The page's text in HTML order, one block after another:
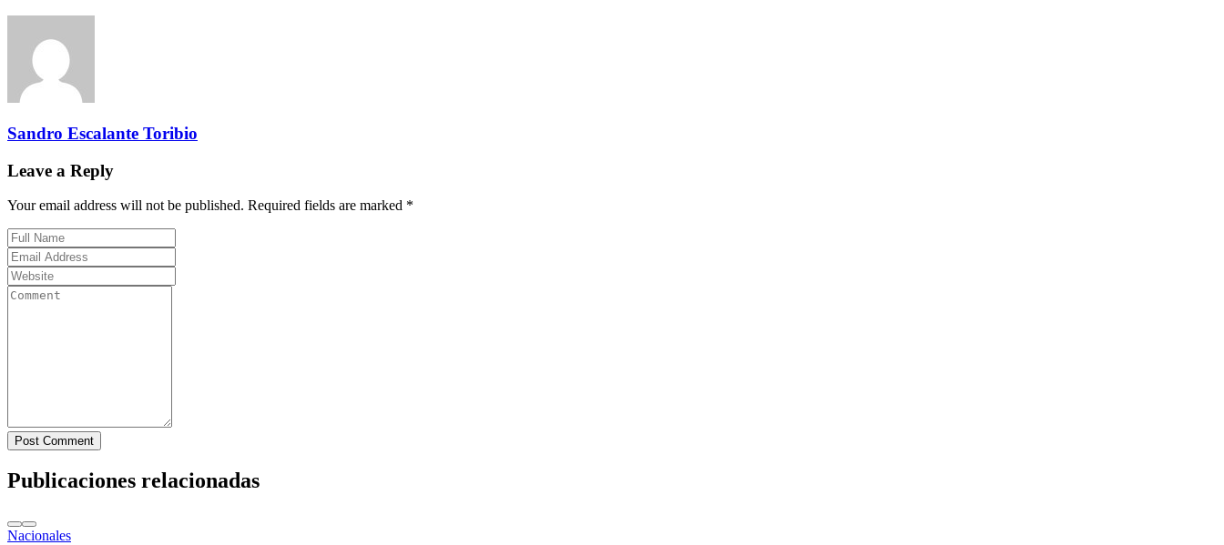
Sandro Escalante Toribio
Leave a Reply
Your email address will not be published. Required fields are marked *
Post Comment
Publicaciones relacionadas
Nacionales